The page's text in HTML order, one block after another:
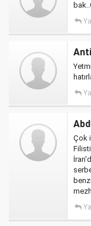
Çok